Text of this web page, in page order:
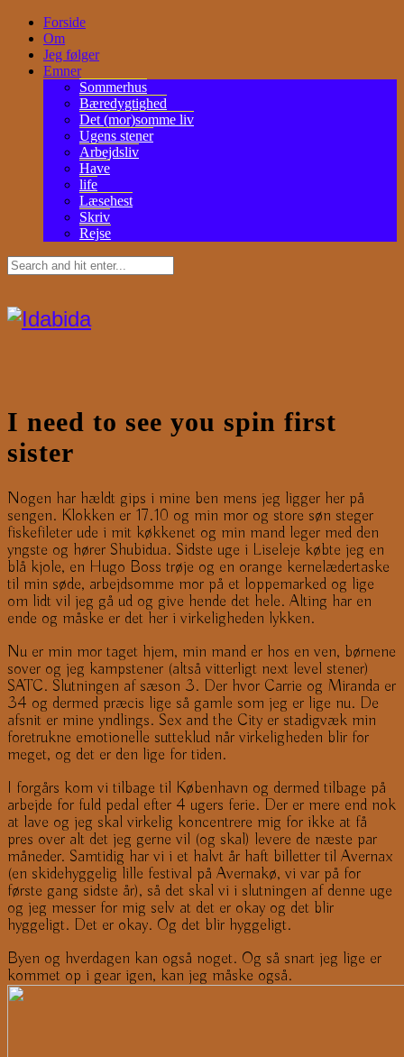
Forside
Om
Jeg følger
Emner
Sommerhus
Bæredygtighed
Det (mor)somme liv
Ugens stener
Arbejdsliv
Have
life
Læsehest
Skriv
Rejse
I need to see you spin first
sister
Nogen har hældt gips i mine ben mens jeg ligger her på
sengen. Klokken er 17.10 og min mor og store søn steger
fiskefileter ude i mit køkkenet og min mand leger med den
yngste og hører Shubidua. Sidste uge i Liseleje købte jeg en
blå kjole, en Hugo Boss trøje og en orange kernelædertaske
til min søde, arbejdsomme mor på et loppemarked og lige
om lidt vil jeg gå ud og give hende det hele. Alting har en
ende og måske er det her i virkeligheden lykken.
Nu er min mor taget hjem, min mand er hos en ven, børnene
sover og jeg kampstener (altså vitterligt next level stener)
SATC. Slutningen af sæson 3. Der hvor Carrie og Miranda er
34 og dermed præcis lige så gamle som jeg er lige nu. De
afsnit er mine yndlings. Sex and the City er stadigvæk min
foretrukne emotionelle sutteklud når virkeligheden blir for
meget, og det er den lige for tiden.
I forgårs kom vi tilbage til København og dermed tilbage på
arbejde for fuld pedal efter 4 ugers ferie. Der er mere end nok
at lave og jeg skal virkelig koncentrere mig for ikke at få
pres over alt det jeg gerne vil (og skal) levere de næste par
måneder. Samtidig har vi i et halvt år haft billetter til Avernax
(en skidehyggelig lille festival på Avernakø, vi var på for
første gang sidste år), så det skal vi i slutningen af denne uge
og jeg messer for mig selv at det er okay og det blir
hyggeligt. Det er okay. Og det blir hyggeligt.
Byen og hverdagen kan også noget. Og så snart jeg lige er
kommet op i gear igen, kan jeg måske også.